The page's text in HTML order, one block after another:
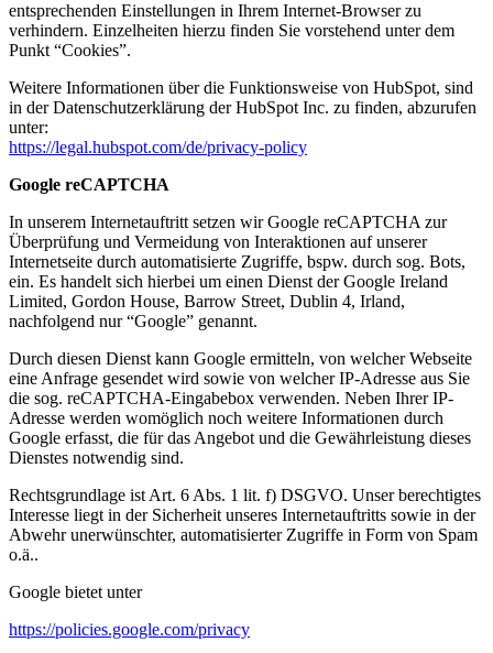
entsprechenden Einstellungen in Ihrem Internet-Browser zu
verhindern. Einzelheiten hierzu finden Sie vorstehend unter dem
Punkt “Cookies”.
Weitere Informationen über die Funktionsweise von HubSpot, sind
in der Datenschutzerklärung der HubSpot Inc. zu finden, abzurufen
unter:
https://legal.hubspot.com/de/privacy-policy
Google reCAPTCHA
In unserem Internetauftritt setzen wir Google reCAPTCHA zur
Überprüfung und Vermeidung von Interaktionen auf unserer
Internetseite durch automatisierte Zugriffe, bspw. durch sog. Bots,
ein. Es handelt sich hierbei um einen Dienst der Google Ireland
Limited, Gordon House, Barrow Street, Dublin 4, Irland,
nachfolgend nur “Google” genannt.
Durch diesen Dienst kann Google ermitteln, von welcher Webseite
eine Anfrage gesendet wird sowie von welcher IP-Adresse aus Sie
die sog. reCAPTCHA-Eingabebox verwenden. Neben Ihrer IP-
Adresse werden womöglich noch weitere Informationen durch
Google erfasst, die für das Angebot und die Gewährleistung dieses
Dienstes notwendig sind.
Rechtsgrundlage ist Art. 6 Abs. 1 lit. f) DSGVO. Unser berechtigtes
Interesse liegt in der Sicherheit unseres Internetauftritts sowie in der
Abwehr unerwünschter, automatisierter Zugriffe in Form von Spam
o.ä..
Google bietet unter
https://policies.google.com/privacy